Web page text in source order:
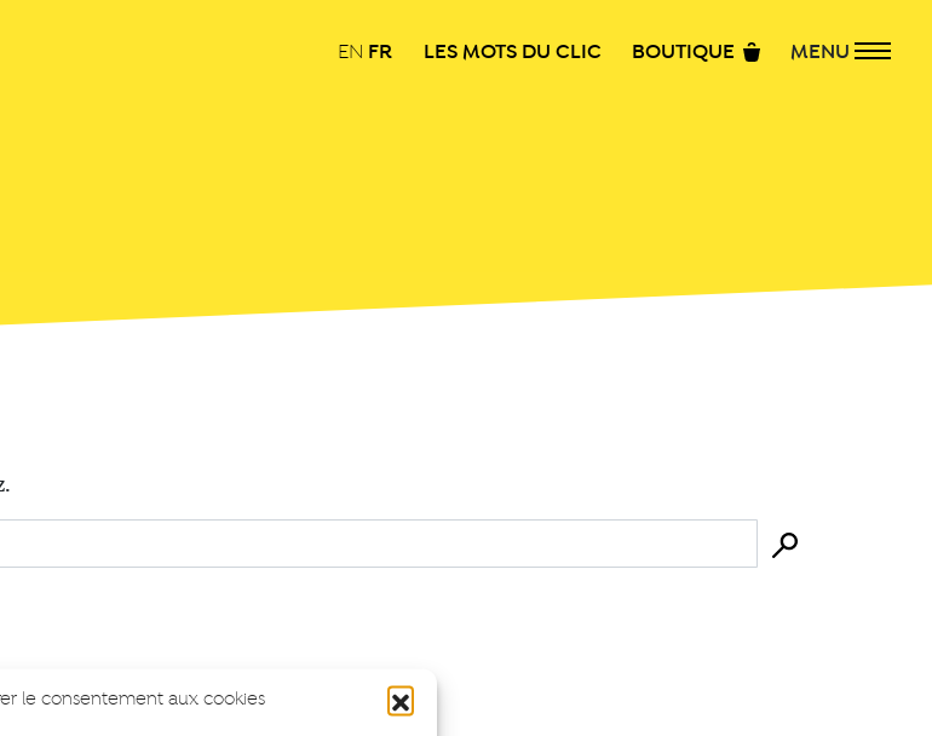
le consentement aux cookies
EN FR LES MOTS DU CLIC BOUTIQUE MENU